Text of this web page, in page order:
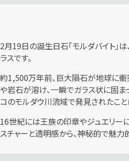
2月19日の誕生日石「モルダバイト」
ラスです。
約1,500万年前、巨大隕石が地球に衝
や岩石が溶け、一瞬でガラス状に固ま
コのモルダウ川流域で発見されたこと
16世紀には王族の印章やジュエリー
スチャーと透明感から、神秘的で魅力